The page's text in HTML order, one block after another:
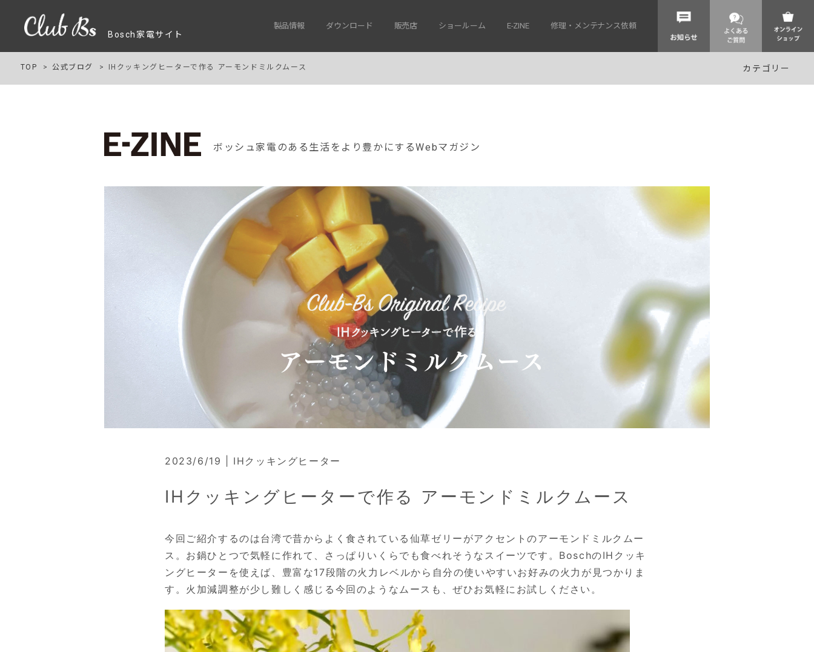
Bosch家電サイト
製品情報 ダウンロード 販売店 ショールーム E-ZINE 修理・メンテナンス依頼
TOP 公式ブログ IHクッキングヒーターで作る アーモンドミルクムース カテゴリー
ボッシュ家電のある生活をより豊かにするWebマガジン
2023/6/19 | IHクッキングヒーター
IHクッキングヒーターで作る アーモンドミルクムース
今回ご紹介するのは台湾で昔からよく食されている仙草ゼリーがアクセントのアーモンドミルクムー
ス。お鍋ひとつで気軽に作れて、さっぱりいくらでも食べれそうなスイーツです。BoschのIHクッキ
ングヒーターを使えば、豊富な17段階の火力レベルから自分の使いやすいお好みの火力が見つかりま
す。火加減調整が少し難しく感じる今回のようなムースも、ぜひお気軽にお試しください。